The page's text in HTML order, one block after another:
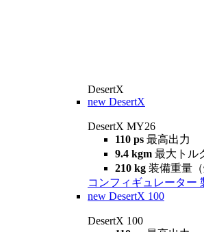
DesertX
new DesertX
DesertX MY26
110 ps 最高出力
9.4 kgm 最大トル
210 kg 装備重量（
コンフィギュレーター
new DesertX 100
DesertX 100